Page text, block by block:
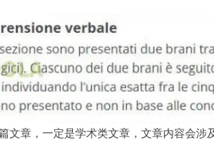
文章，一定是学术类文章，文章内容会